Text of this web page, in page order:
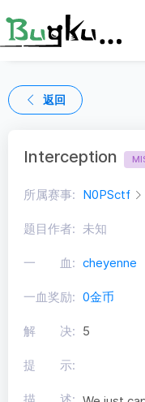
返回
Interception
所属赛事: N0PSctf
题目作者: 未知
一 血: cheyenne
一血奖励: 0金币
解 决: 5
提 示: